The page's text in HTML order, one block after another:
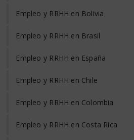
Empleo y RRHH en Bolivia
Empleo y RRHH en Brasil
Empleo y RRHH en España
Empleo y RRHH en Chile
Empleo y RRHH en Colombia
Empleo y RRHH en Costa Rica